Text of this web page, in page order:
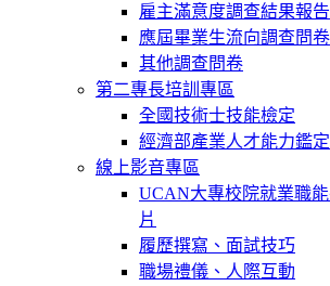
雇主滿意度調查結果報告
應屆畢業生流向調查問卷
其他調查問卷
第二專長培訓專區
全國技術士技能檢定
經濟部產業人才能力鑑定
線上影音專區
UCAN大專校院就業職
片
履歷撰寫、面試技巧
職場禮儀、人際互動